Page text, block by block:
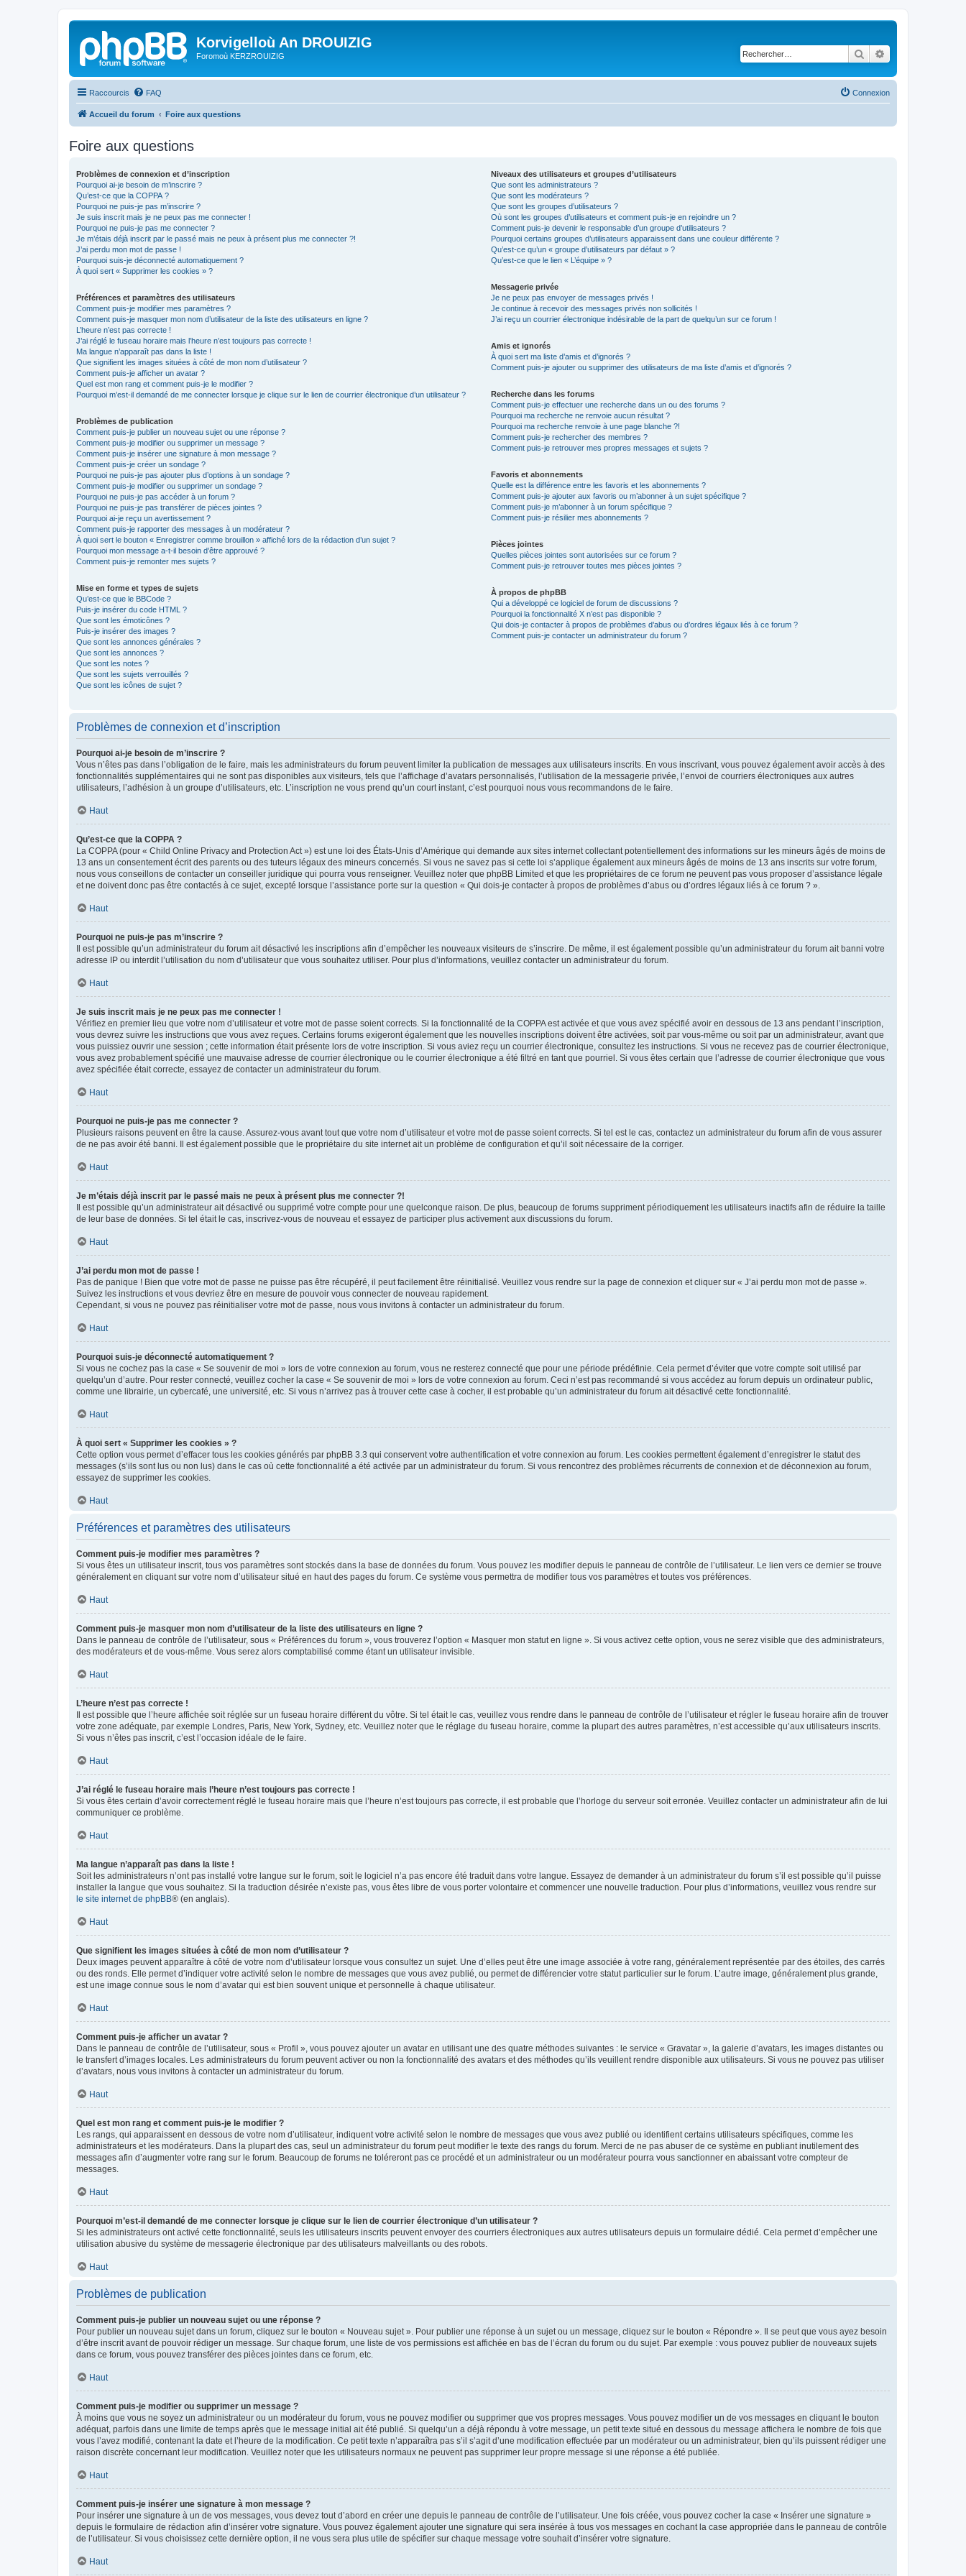
Korvigelloù An DROUIZIG
Foromoù KERZROUIZIG Rechercher
Raccourcis FAQ Connexion
Accueil du forum Foire aux questions
Foire aux questions
Problèmes de connexion et d’inscription
Pourquoi ai-je besoin de m’inscrire ?
Qu’est-ce que la COPPA ?
Pourquoi ne puis-je pas m’inscrire ?
Je suis inscrit mais je ne peux pas me connecter !
Pourquoi ne puis-je pas me connecter ?
Je m’étais déjà inscrit par le passé mais ne peux à présent plus me connecter ?!
J’ai perdu mon mot de passe !
Pourquoi suis-je déconnecté automatiquement ?
À quoi sert « Supprimer les cookies » ?
Préférences et paramètres des utilisateurs
Comment puis-je modifier mes paramètres ?
Comment puis-je masquer mon nom d’utilisateur de la liste des utilisateurs en ligne ?
L’heure n’est pas correcte !
J’ai réglé le fuseau horaire mais l’heure n’est toujours pas correcte !
Ma langue n’apparaît pas dans la liste !
Que signifient les images situées à côté de mon nom d’utilisateur ?
Comment puis-je afficher un avatar ?
Quel est mon rang et comment puis-je le modifier ?
Pourquoi m’est-il demandé de me connecter lorsque je clique sur le lien de courrier électronique d’un utilisateur ?
Problèmes de publication
Comment puis-je publier un nouveau sujet ou une réponse ?
Comment puis-je modifier ou supprimer un message ?
Comment puis-je insérer une signature à mon message ?
Comment puis-je créer un sondage ?
Pourquoi ne puis-je pas ajouter plus d’options à un sondage ?
Comment puis-je modifier ou supprimer un sondage ?
Pourquoi ne puis-je pas accéder à un forum ?
Pourquoi ne puis-je pas transférer de pièces jointes ?
Pourquoi ai-je reçu un avertissement ?
Comment puis-je rapporter des messages à un modérateur ?
À quoi sert le bouton « Enregistrer comme brouillon » affiché lors de la rédaction d’un sujet ?
Pourquoi mon message a-t-il besoin d’être approuvé ?
Comment puis-je remonter mes sujets ?
Mise en forme et types de sujets
Qu’est-ce que le BBCode ?
Puis-je insérer du code HTML ?
Que sont les émoticônes ?
Puis-je insérer des images ?
Que sont les annonces générales ?
Que sont les annonces ?
Que sont les notes ?
Que sont les sujets verrouillés ?
Que sont les icônes de sujet ?
Niveaux des utilisateurs et groupes d’utilisateurs
Que sont les administrateurs ?
Que sont les modérateurs ?
Que sont les groupes d’utilisateurs ?
Où sont les groupes d’utilisateurs et comment puis-je en rejoindre un ?
Comment puis-je devenir le responsable d’un groupe d’utilisateurs ?
Pourquoi certains groupes d’utilisateurs apparaissent dans une couleur différente ?
Qu’est-ce qu’un « groupe d’utilisateurs par défaut » ?
Qu’est-ce que le lien « L’équipe » ?
Messagerie privée
Je ne peux pas envoyer de messages privés !
Je continue à recevoir des messages privés non sollicités !
J’ai reçu un courrier électronique indésirable de la part de quelqu’un sur ce forum !
Amis et ignorés
À quoi sert ma liste d’amis et d’ignorés ?
Comment puis-je ajouter ou supprimer des utilisateurs de ma liste d’amis et d’ignorés ?
Recherche dans les forums
Comment puis-je effectuer une recherche dans un ou des forums ?
Pourquoi ma recherche ne renvoie aucun résultat ?
Pourquoi ma recherche renvoie à une page blanche ?!
Comment puis-je rechercher des membres ?
Comment puis-je retrouver mes propres messages et sujets ?
Favoris et abonnements
Quelle est la différence entre les favoris et les abonnements ?
Comment puis-je ajouter aux favoris ou m’abonner à un sujet spécifique ?
Comment puis-je m’abonner à un forum spécifique ?
Comment puis-je résilier mes abonnements ?
Pièces jointes
Quelles pièces jointes sont autorisées sur ce forum ?
Comment puis-je retrouver toutes mes pièces jointes ?
À propos de phpBB
Qui a développé ce logiciel de forum de discussions ?
Pourquoi la fonctionnalité X n’est pas disponible ?
Qui dois-je contacter à propos de problèmes d’abus ou d’ordres légaux liés à ce forum ?
Comment puis-je contacter un administrateur du forum ?
Problèmes de connexion et d’inscription
Pourquoi ai-je besoin de m’inscrire ?
Vous n’êtes pas dans l’obligation de le faire, mais les administrateurs du forum peuvent limiter la publication de messages aux utilisateurs inscrits. En vous inscrivant, vous pouvez également avoir accès à des
fonctionnalités supplémentaires qui ne sont pas disponibles aux visiteurs, tels que l’affichage d’avatars personnalisés, l’utilisation de la messagerie privée, l’envoi de courriers électroniques aux autres
utilisateurs, l’adhésion à un groupe d’utilisateurs, etc. L’inscription ne vous prend qu’un court instant, c’est pourquoi nous vous recommandons de le faire.
Haut
Qu’est-ce que la COPPA ?
La COPPA (pour « Child Online Privacy and Protection Act ») est une loi des États-Unis d’Amérique qui demande aux sites internet collectant potentiellement des informations sur les mineurs âgés de moins de
13 ans un consentement écrit des parents ou des tuteurs légaux des mineurs concernés. Si vous ne savez pas si cette loi s’applique également aux mineurs âgés de moins de 13 ans inscrits sur votre forum,
nous vous conseillons de contacter un conseiller juridique qui pourra vous renseigner. Veuillez noter que phpBB Limited et que les propriétaires de ce forum ne peuvent pas vous proposer d’assistance légale
et ne doivent donc pas être contactés à ce sujet, excepté lorsque l’assistance porte sur la question « Qui dois-je contacter à propos de problèmes d’abus ou d’ordres légaux liés à ce forum ? ».
Haut
Pourquoi ne puis-je pas m’inscrire ?
Il est possible qu’un administrateur du forum ait désactivé les inscriptions afin d’empêcher les nouveaux visiteurs de s’inscrire. De même, il est également possible qu’un administrateur du forum ait banni votre
adresse IP ou interdit l’utilisation du nom d’utilisateur que vous souhaitez utiliser. Pour plus d’informations, veuillez contacter un administrateur du forum.
Haut
Je suis inscrit mais je ne peux pas me connecter !
Vérifiez en premier lieu que votre nom d’utilisateur et votre mot de passe soient corrects. Si la fonctionnalité de la COPPA est activée et que vous avez spécifié avoir en dessous de 13 ans pendant l’inscription,
vous devrez suivre les instructions que vous avez reçues. Certains forums exigeront également que les nouvelles inscriptions doivent être activées, soit par vous-même ou soit par un administrateur, avant que
vous puissiez ouvrir une session ; cette information était présente lors de votre inscription. Si vous aviez reçu un courrier électronique, consultez les instructions. Si vous ne recevez pas de courrier électronique,
vous avez probablement spécifié une mauvaise adresse de courrier électronique ou le courrier électronique a été filtré en tant que pourriel. Si vous êtes certain que l’adresse de courrier électronique que vous
avez spécifiée était correcte, essayez de contacter un administrateur du forum.
Haut
Pourquoi ne puis-je pas me connecter ?
Plusieurs raisons peuvent en être la cause. Assurez-vous avant tout que votre nom d’utilisateur et votre mot de passe soient corrects. Si tel est le cas, contactez un administrateur du forum afin de vous assurer
de ne pas avoir été banni. Il est également possible que le propriétaire du site internet ait un problème de configuration et qu’il soit nécessaire de la corriger.
Haut
Je m’étais déjà inscrit par le passé mais ne peux à présent plus me connecter ?!
Il est possible qu’un administrateur ait désactivé ou supprimé votre compte pour une quelconque raison. De plus, beaucoup de forums suppriment périodiquement les utilisateurs inactifs afin de réduire la taille
de leur base de données. Si tel était le cas, inscrivez-vous de nouveau et essayez de participer plus activement aux discussions du forum.
Haut
J’ai perdu mon mot de passe !
Pas de panique ! Bien que votre mot de passe ne puisse pas être récupéré, il peut facilement être réinitialisé. Veuillez vous rendre sur la page de connexion et cliquer sur « J’ai perdu mon mot de passe ».
Suivez les instructions et vous devriez être en mesure de pouvoir vous connecter de nouveau rapidement.
Cependant, si vous ne pouvez pas réinitialiser votre mot de passe, nous vous invitons à contacter un administrateur du forum.
Haut
Pourquoi suis-je déconnecté automatiquement ?
Si vous ne cochez pas la case « Se souvenir de moi » lors de votre connexion au forum, vous ne resterez connecté que pour une période prédéfinie. Cela permet d’éviter que votre compte soit utilisé par
quelqu’un d’autre. Pour rester connecté, veuillez cocher la case « Se souvenir de moi » lors de votre connexion au forum. Ceci n’est pas recommandé si vous accédez au forum depuis un ordinateur public,
comme une librairie, un cybercafé, une université, etc. Si vous n’arrivez pas à trouver cette case à cocher, il est probable qu’un administrateur du forum ait désactivé cette fonctionnalité.
Haut
À quoi sert « Supprimer les cookies » ?
Cette option vous permet d’effacer tous les cookies générés par phpBB 3.3 qui conservent votre authentification et votre connexion au forum. Les cookies permettent également d’enregistrer le statut des
messages (s’ils sont lus ou non lus) dans le cas où cette fonctionnalité a été activée par un administrateur du forum. Si vous rencontrez des problèmes récurrents de connexion et de déconnexion au forum,
essayez de supprimer les cookies.
Haut
Préférences et paramètres des utilisateurs
Comment puis-je modifier mes paramètres ?
Si vous êtes un utilisateur inscrit, tous vos paramètres sont stockés dans la base de données du forum. Vous pouvez les modifier depuis le panneau de contrôle de l’utilisateur. Le lien vers ce dernier se trouve
généralement en cliquant sur votre nom d’utilisateur situé en haut des pages du forum. Ce système vous permettra de modifier tous vos paramètres et toutes vos préférences.
Haut
Comment puis-je masquer mon nom d’utilisateur de la liste des utilisateurs en ligne ?
Dans le panneau de contrôle de l’utilisateur, sous « Préférences du forum », vous trouverez l’option « Masquer mon statut en ligne ». Si vous activez cette option, vous ne serez visible que des administrateurs,
des modérateurs et de vous-même. Vous serez alors comptabilisé comme étant un utilisateur invisible.
Haut
L’heure n’est pas correcte !
Il est possible que l’heure affichée soit réglée sur un fuseau horaire différent du vôtre. Si tel était le cas, veuillez vous rendre dans le panneau de contrôle de l’utilisateur et régler le fuseau horaire afin de trouver
votre zone adéquate, par exemple Londres, Paris, New York, Sydney, etc. Veuillez noter que le réglage du fuseau horaire, comme la plupart des autres paramètres, n’est accessible qu’aux utilisateurs inscrits.
Si vous n’êtes pas inscrit, c’est l’occasion idéale de le faire.
Haut
J’ai réglé le fuseau horaire mais l’heure n’est toujours pas correcte !
Si vous êtes certain d’avoir correctement réglé le fuseau horaire mais que l’heure n’est toujours pas correcte, il est probable que l’horloge du serveur soit erronée. Veuillez contacter un administrateur afin de lui
communiquer ce problème.
Haut
Ma langue n’apparaît pas dans la liste !
Soit les administrateurs n’ont pas installé votre langue sur le forum, soit le logiciel n’a pas encore été traduit dans votre langue. Essayez de demander à un administrateur du forum s’il est possible qu’il puisse
installer la langue que vous souhaitez. Si la traduction désirée n’existe pas, vous êtes libre de vous porter volontaire et commencer une nouvelle traduction. Pour plus d’informations, veuillez vous rendre sur
le site internet de phpBB® (en anglais).
Haut
Que signifient les images situées à côté de mon nom d’utilisateur ?
Deux images peuvent apparaître à côté de votre nom d’utilisateur lorsque vous consultez un sujet. Une d’elles peut être une image associée à votre rang, généralement représentée par des étoiles, des carrés
ou des ronds. Elle permet d’indiquer votre activité selon le nombre de messages que vous avez publié, ou permet de différencier votre statut particulier sur le forum. L’autre image, généralement plus grande,
est une image connue sous le nom d’avatar qui est bien souvent unique et personnelle à chaque utilisateur.
Haut
Comment puis-je afficher un avatar ?
Dans le panneau de contrôle de l’utilisateur, sous « Profil », vous pouvez ajouter un avatar en utilisant une des quatre méthodes suivantes : le service « Gravatar », la galerie d’avatars, les images distantes ou
le transfert d’images locales. Les administrateurs du forum peuvent activer ou non la fonctionnalité des avatars et des méthodes qu’ils veuillent rendre disponible aux utilisateurs. Si vous ne pouvez pas utiliser
d’avatars, nous vous invitons à contacter un administrateur du forum.
Haut
Quel est mon rang et comment puis-je le modifier ?
Les rangs, qui apparaissent en dessous de votre nom d’utilisateur, indiquent votre activité selon le nombre de messages que vous avez publié ou identifient certains utilisateurs spécifiques, comme les
administrateurs et les modérateurs. Dans la plupart des cas, seul un administrateur du forum peut modifier le texte des rangs du forum. Merci de ne pas abuser de ce système en publiant inutilement des
messages afin d’augmenter votre rang sur le forum. Beaucoup de forums ne toléreront pas ce procédé et un administrateur ou un modérateur pourra vous sanctionner en abaissant votre compteur de
messages.
Haut
Pourquoi m’est-il demandé de me connecter lorsque je clique sur le lien de courrier électronique d’un utilisateur ?
Si les administrateurs ont activé cette fonctionnalité, seuls les utilisateurs inscrits peuvent envoyer des courriers électroniques aux autres utilisateurs depuis un formulaire dédié. Cela permet d’empêcher une
utilisation abusive du système de messagerie électronique par des utilisateurs malveillants ou des robots.
Haut
Problèmes de publication
Comment puis-je publier un nouveau sujet ou une réponse ?
Pour publier un nouveau sujet dans un forum, cliquez sur le bouton « Nouveau sujet ». Pour publier une réponse à un sujet ou un message, cliquez sur le bouton « Répondre ». Il se peut que vous ayez besoin
d’être inscrit avant de pouvoir rédiger un message. Sur chaque forum, une liste de vos permissions est affichée en bas de l’écran du forum ou du sujet. Par exemple : vous pouvez publier de nouveaux sujets
dans ce forum, vous pouvez transférer des pièces jointes dans ce forum, etc.
Haut
Comment puis-je modifier ou supprimer un message ?
À moins que vous ne soyez un administrateur ou un modérateur du forum, vous ne pouvez modifier ou supprimer que vos propres messages. Vous pouvez modifier un de vos messages en cliquant le bouton
adéquat, parfois dans une limite de temps après que le message initial ait été publié. Si quelqu’un a déjà répondu à votre message, un petit texte situé en dessous du message affichera le nombre de fois que
vous l’avez modifié, contenant la date et l’heure de la modification. Ce petit texte n’apparaîtra pas s’il s’agit d’une modification effectuée par un modérateur ou un administrateur, bien qu’ils puissent rédiger une
raison discrète concernant leur modification. Veuillez noter que les utilisateurs normaux ne peuvent pas supprimer leur propre message si une réponse a été publiée.
Haut
Comment puis-je insérer une signature à mon message ?
Pour insérer une signature à un de vos messages, vous devez tout d’abord en créer une depuis le panneau de contrôle de l’utilisateur. Une fois créée, vous pouvez cocher la case « Insérer une signature »
depuis le formulaire de rédaction afin d’insérer votre signature. Vous pouvez également ajouter une signature qui sera insérée à tous vos messages en cochant la case appropriée dans le panneau de contrôle
de l’utilisateur. Si vous choisissez cette dernière option, il ne vous sera plus utile de spécifier sur chaque message votre souhait d’insérer votre signature.
Haut